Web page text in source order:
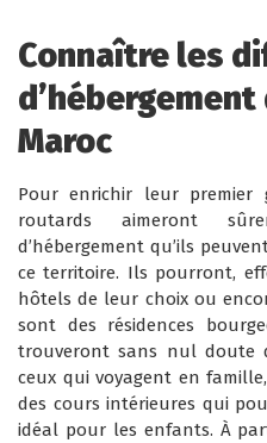
Connaître les
Maroc
Pour enrichir leur premier
routards aimeront
d’hébergement qu’ils
ce territoire. Ils pourront,
hôtels de leur choix ou
sont des résidences
trouveront sans nul doute
ceux qui voyagent en
des cours intérieures qui
idéal pour les enfants. À